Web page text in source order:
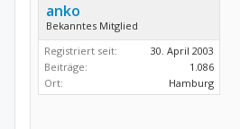
anko
Bekanntes Mitglied
Registriert seit:
30. April 2003
Beiträge:
1.086
Ort:
Hamburg